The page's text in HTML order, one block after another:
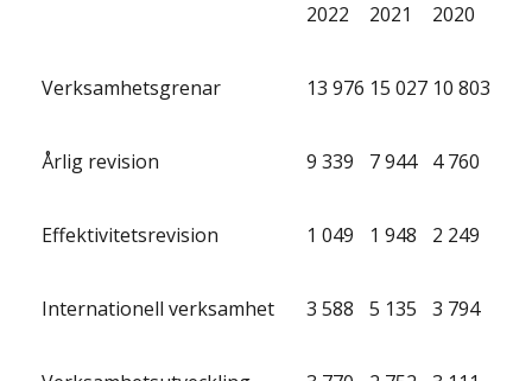
2022 2021 2020
Verksamhetsgrenar 13 976 15 027 10 803
Årlig revision 9 339 7 944 4 760
Effektivitetsrevision 1 049 1 948 2 249
Internationell verksamhet 3 588 5 135 3 794